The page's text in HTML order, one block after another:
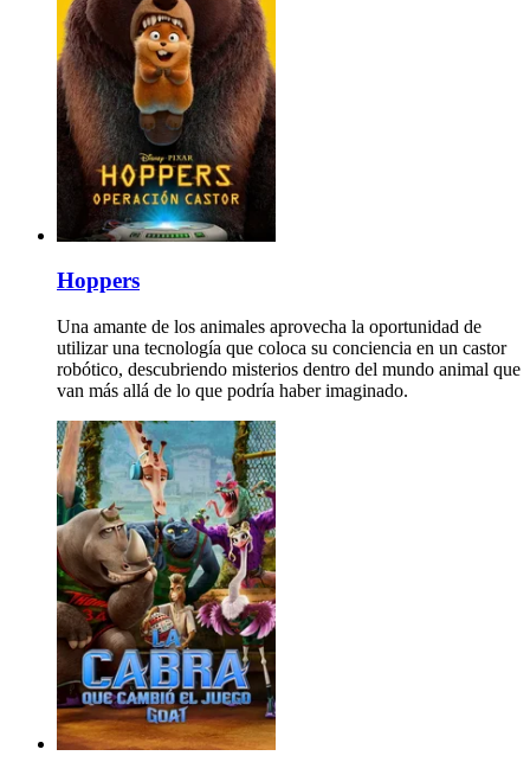
Hoppers
Una amante de los animales aprovecha la oportunidad de
utilizar una tecnología que coloca su conciencia en un castor
robótico, descubriendo misterios dentro del mundo animal que
van más allá de lo que podría haber imaginado.